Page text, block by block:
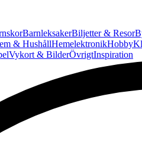
BarnleksakerBiljetter & Resor
& HushållHemelektronikHobby
Vykort & BilderÖvrigtInspiration